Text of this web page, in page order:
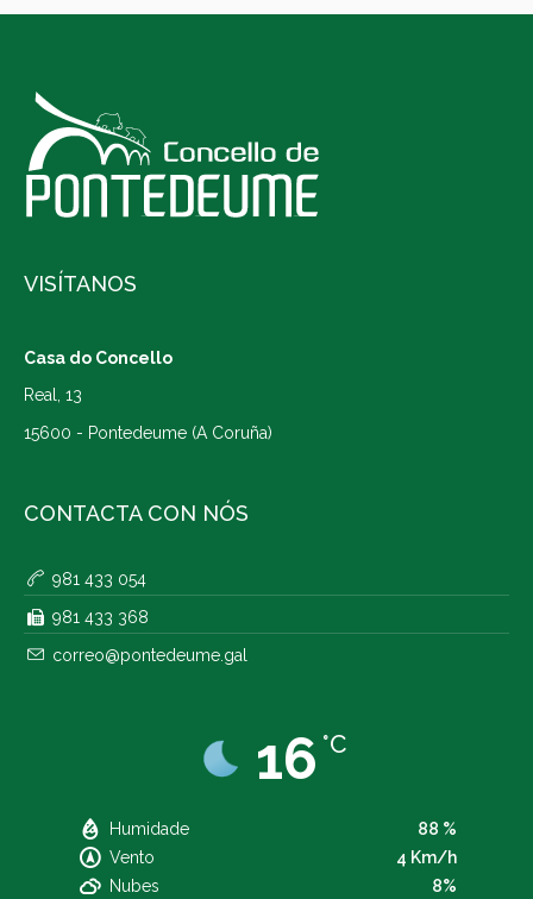
VISÍTANOS
Casa do Concello
Real, 13
15600 - Pontedeume (A Coruña)
CONTACTA CON NÓS
981 433 054
981 433 368
correo@pontedeume.gal
16 °C
Humidade
88 %
Vento
4 Km/h
Nubes
8%